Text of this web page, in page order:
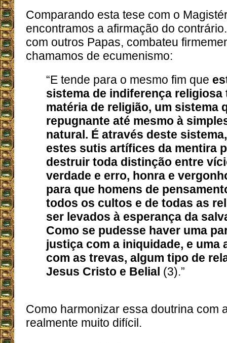
Comparando esta tese com o
encontramos a afirmação do
com outros Papas, combateu
chamamos de ecumenismo:
“E tende para o mesmo fim que
sistema de indiferença religiosa
matéria de religião, um sistema
repugnante até mesmo à
natural. É através deste
estes sutis artífices da mentira
destruir toda distinção entre
verdade e erro, honra e
para que homens de
todos os cultos e de todas as
ser levados à esperança da
Como se pudesse haver uma
justiça com a iniquidade, e uma
com as trevas, algum tipo de
Jesus Cristo e Belial (3).”
Como harmonizar essa doutrina com
realmente muito difícil.